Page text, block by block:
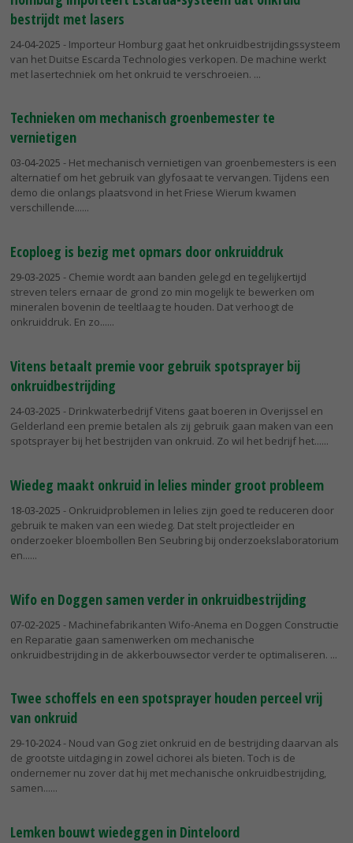
bestrijdt met lasers
24-04-2025 - Importeur Homburg gaat het onkruidbestrijdingssysteem
van het Duitse Escarda Technologies verkopen. De machine werkt
met lasertechniek om het onkruid te verschroeien.
Technieken om mechanisch groenbemester te
vernietigen
03-04-2025 - Het mechanisch vernietigen van groenbemesters is een
alternatief om het gebruik van glyfosaat te vervangen. Tijdens een
demo die onlangs plaatsvond in het Friese Wierum kwamen
verschillende...
Ecoploeg is bezig met opmars door onkruiddruk
29-03-2025 - Chemie wordt aan banden gelegd en tegelijkertijd
streven telers ernaar de grond zo min mogelijk te bewerken om
mineralen bovenin de teeltlaag te houden. Dat verhoogt de
onkruiddruk. En zo...
Vitens betaalt premie voor gebruik spotsprayer bij
onkruidbestrijding
24-03-2025 - Drinkwaterbedrijf Vitens gaat boeren in Overijssel en
Gelderland een premie betalen als zij gebruik gaan maken van een
spotsprayer bij het bestrijden van onkruid. Zo wil het bedrijf het...
Wiedeg maakt onkruid in lelies minder groot probleem
18-03-2025 - Onkruidproblemen in lelies zijn goed te reduceren door
gebruik te maken van een wiedeg. Dat stelt projectleider en
onderzoeker bloembollen Ben Seubring bij onderzoekslaboratorium
en...
Wifo en Doggen samen verder in onkruidbestrijding
07-02-2025 - Machinefabrikanten Wifo-Anema en Doggen Constructie
en Reparatie gaan samenwerken om mechanische
onkruidbestrijding in de akkerbouwsector verder te optimaliseren.
Twee schoffels en een spotsprayer houden perceel vrij
van onkruid
29-10-2024- Noud van Gog ziet onkruid en de bestrijding daarvan als
de grootste uitdaging in zowel cichorei als bieten. Toch is de
ondernemer nu zover dat hij met mechanische onkruidbestrijding,
samen...
Lemken bouwt wiedeggen in Dinteloord